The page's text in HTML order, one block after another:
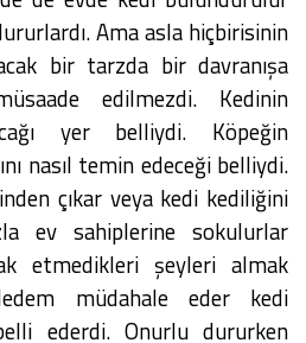
Ama asla hiçbirisinin
bir tarzda bir davranışa
edilmezdi. Kedinin
yer belliydi. Köpeğin
nasıl temin edeceği belliydi.
çıkar veya kedi kediliğini
ev sahiplerine sokulurlar
etmedikleri şeyleri almak
müdahale eder kedi
ederdi. Onurlu dururken